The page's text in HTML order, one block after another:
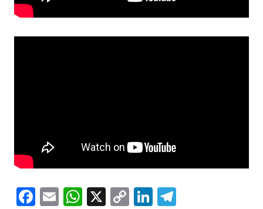
Facebook
EmailWhatsApp
X
CopyLinkedIn